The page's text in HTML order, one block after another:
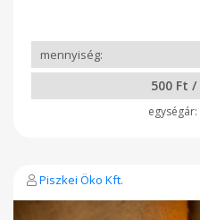
500 Ft
Piszkei Öko Kft.